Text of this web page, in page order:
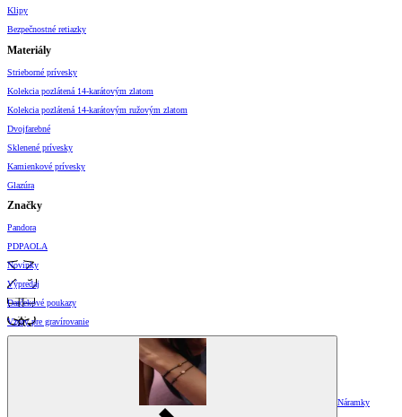
Klipy
Bezpečnostné retiazky
Materiály
Strieborné prívesky
Kolekcia pozlátená 14-karátovým zlatom
Kolekcia pozlátená 14-karátovým ružovým zlatom
Dvojfarebné
Sklenené prívesky
Kamienkové prívesky
Glazúra
Značky
Pandora
PDPAOLA
Novinky
Výpredaj
Darčekové poukazy
Vzory pre gravírovanie
Náramky